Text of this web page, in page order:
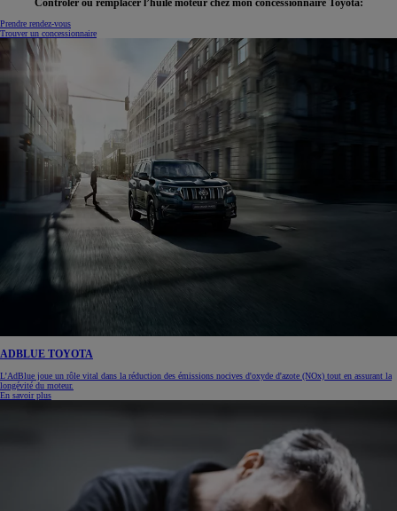
Contrôler ou remplacer l’huile moteur chez mon concessionnaire Toyota:
Prendre rendez-vous
Trouver un concessionnaire
ADBLUE TOYOTA
L’AdBlue joue un rôle vital dans la réduction des émissions nocives d'oxyde d'azote (NOx) tout en assurant la
longévité du moteur.
En savoir plus